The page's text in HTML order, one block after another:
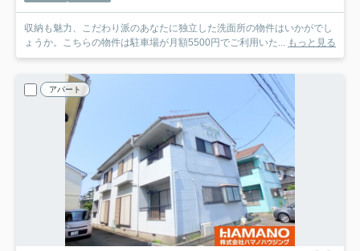
収納も魅力、こだわり派のあなたに独立した洗面所の物件はいかがでし
ょうか。こちらの物件は駐車場が月額5500円でご利用いた... もっと見る
アパート